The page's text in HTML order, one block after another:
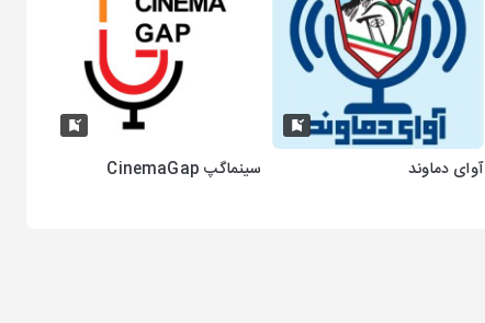
آوای دماوند سینماگپ CinemaGap